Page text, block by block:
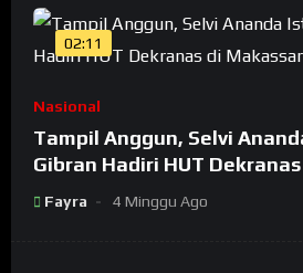
02:11
Nasional
Tampil Anggun, Selvi
Gibran Hadiri HUT
Fayra 4 Minggu Ago